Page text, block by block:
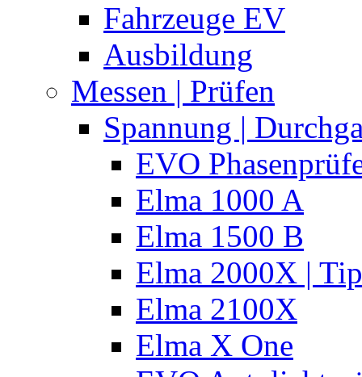
Fahrzeuge EV
Ausbildung
Messen | Prüfen
Spannung |
EVO
Elma 1000 A
Elma 1500 B
Elma 2000X |
Elma 2100X
Elma X One